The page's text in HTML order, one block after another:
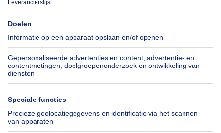
Immoweb
Pers
Jobs
Axel Springer Group
SeLoger.com
Immowelt.de
Belfius
Verzekeringen
Verhuis checklist
Hulp
Veelgestelde vragen
Volg ons